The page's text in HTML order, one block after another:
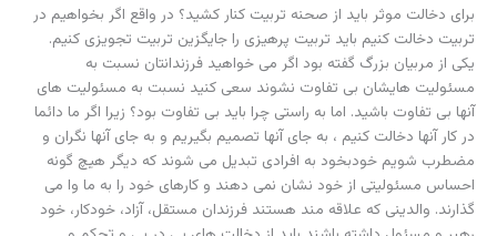
برای دخالت موثر باید از صحنه تربیت کنار کشید؟ در واقع اگر بخواهیم در
تربیت دخالت کنیم باید تربیت پرهیزی را جایگزین تربیت تجویزی کنیم.
یکی از مربیان بزرگ گفته بود اگر می خواهید فرزندانتان نسبت به
مسئولیت هایشان بی تفاوت نشوند سعی کنید نسبت به مسئولیت های
آنها بی تفاوت باشید. اما به راستی چرا باید بی تفاوت بود؟ زیرا اگر ما دائما
در کار آنها دخالت کنیم ، به جای آنها تصمیم بگیریم و به جای آنها نگران و
مضطرب شویم خودبخود به افرادی تبدیل می شوند که دیگر هیچ گونه
احساس مسئولیتی از خود نشان نمی دهند و کارهای خود را به ما وا می
گذارند. والدینی که علاقه مند هستند فرزندان مستقل، آزاد، خودکار، خود